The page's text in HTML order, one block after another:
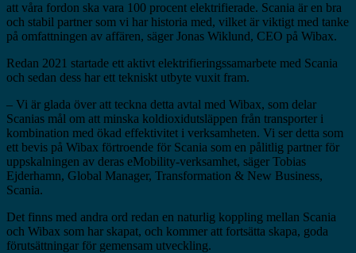
att våra fordon ska vara 100 procent elektrifierade. Scania är en bra
och stabil partner som vi har historia med, vilket är viktigt med tanke
på omfattningen av affären, säger Jonas Wiklund, CEO på Wibax.
Redan 2021 startade ett aktivt elektrifieringssamarbete med Scania
och sedan dess har ett tekniskt utbyte vuxit fram.
– Vi är glada över att teckna detta avtal med Wibax, som delar
Scanias mål om att minska koldioxidutsläppen från transporter i
kombination med ökad effektivitet i verksamheten. Vi ser detta som
ett bevis på Wibax förtroende för Scania som en pålitlig partner för
uppskalningen av deras eMobility-verksamhet, säger Tobias
Ejderhamn, Global Manager, Transformation & New Business,
Scania.
Det finns med andra ord redan en naturlig koppling mellan Scania
och Wibax som har skapat, och kommer att fortsätta skapa, goda
förutsättningar för gemensam utveckling.